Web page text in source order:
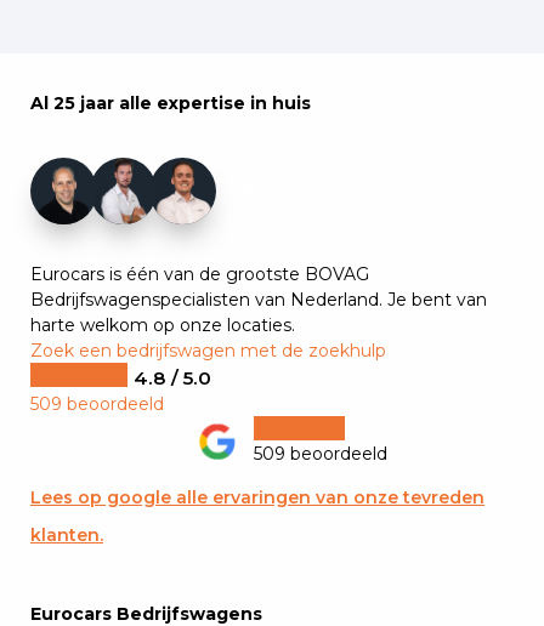
Al 25 jaar alle expertise in huis
Eurocars is één van de grootste BOVAG
Bedrijfswagenspecialisten van Nederland. Je bent van
harte welkom op onze locaties.
Zoek een bedrijfswagen met de zoekhulp
4.8 / 5.0
509 beoordeeld
509 beoordeeld
Lees op google alle ervaringen van onze tevreden
klanten.
Eurocars Bedrijfswagens